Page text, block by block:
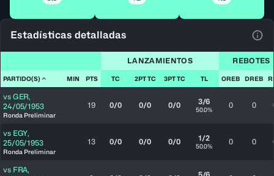
Estadísticas detalladas
LANZAMIENTOS REBOTES
PARTIDO(S) MIN PTS TC 2PT TC 3PT TC TL OREB DREB
vs GER,
24/05/1953
Ronda Preliminar
19 0/0 0/0 0/0 3/6
50.0% 0 0
vs EGY,
25/05/1953
Ronda Preliminar
13 0/0 0/0 0/0 1/2
50.0% 0 0
vs FRA,